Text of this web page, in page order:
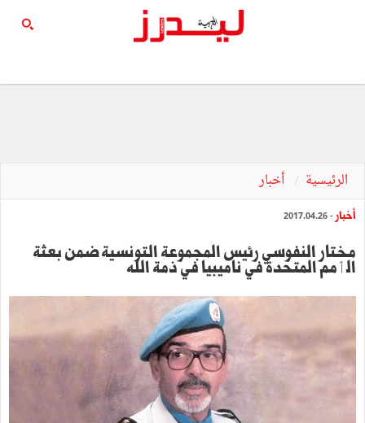
الرئيسية أخبار
أخبار - 2017.04.26
مختار النفوسي رئيس المجموعة التونسية ضمن بعثة
الٲمم المتحدة في ناميبيا في ذمة الله